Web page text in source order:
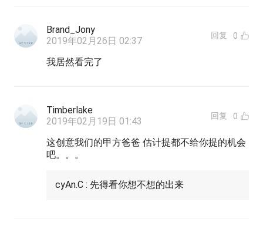
Brand_Jony
2019年02月26日 02:37
回复 0
我居然看完了
Timberlake
2019年02月19日 01:43
回复 0
这创意我们的甲方爸爸 估计提都不给你提的机会
吧。。。
cyAn.C : 先得看你想不想的出来